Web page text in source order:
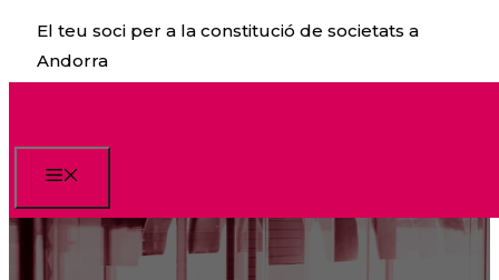
Vés
contingut
El teu soci per a la constitució de societats a
Andorra